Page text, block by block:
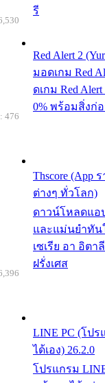
รี
Red Alert 2
มอดเกม Red
ดเกม Red
0% พร้อมสิ่งก่
Thscore (App
ต่างๆ ทั่วโลก)
ดาวน์โหลดแอ
และแม่นยำทัน
เซเรีย อา อิตา
ฝรั่งเศส
476
LINE PC (โป
ได้เอง) 26.2.0
โปรแกรม